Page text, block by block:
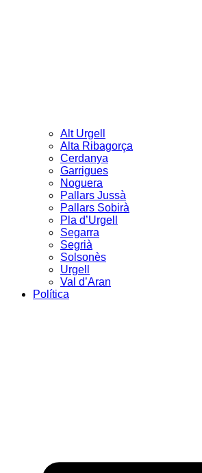
Alt Urgell
Alta Ribagorça
Cerdanya
Garrigues
Noguera
Pallars Jussà
Pallars Sobirà
Pla d’Urgell
Segarra
Segrià
Solsonès
Urgell
Val d’Aran
Política